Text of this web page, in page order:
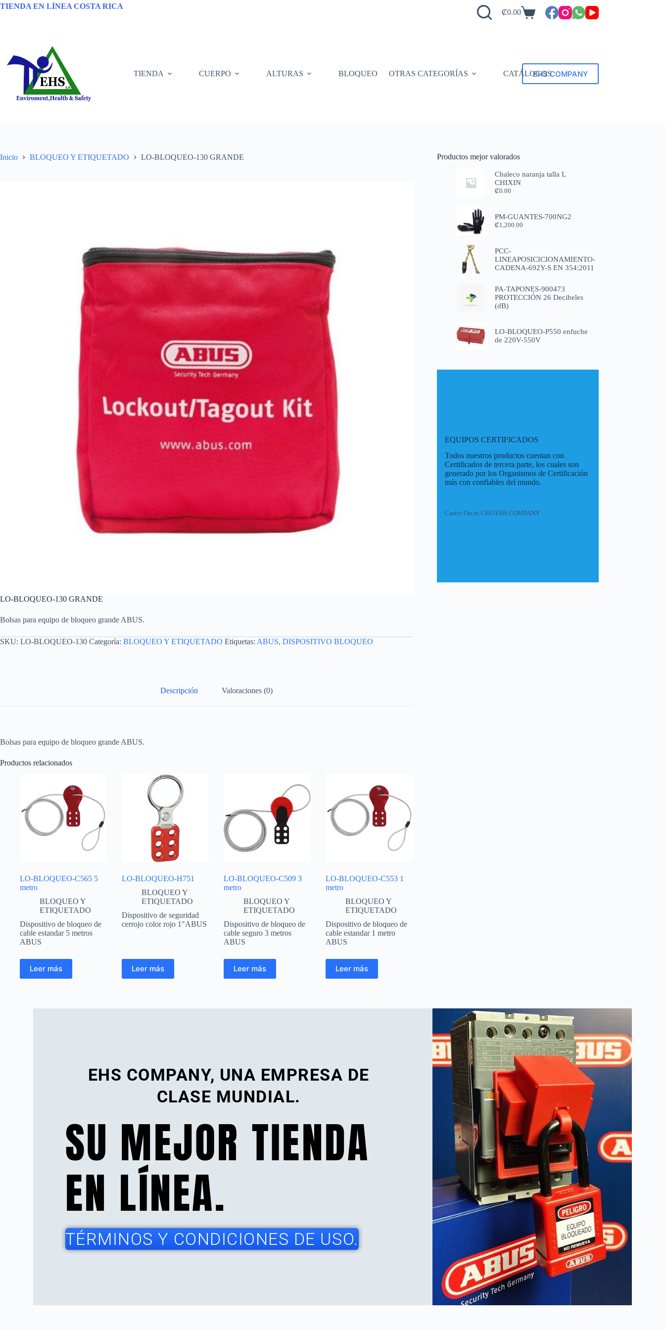
TIENDA EN LÍNEA COSTA RICA
₡0.00
TIENDA CUERPO ALTURAS BLOQUEO OTRAS CATEGORÍAS CATÁLOGOSEHS COMPANY
Inicio BLOQUEO Y ETIQUETADO LO-BLOQUEO-130 GRANDE
LO-BLOQUEO-130 GRANDE
Bolsas para equipo de bloqueo grande ABUS.
SKU: LO-BLOQUEO-130 Categoría: BLOQUEO Y ETIQUETADO Etiquetas: ABUS, DISPOSITIVO BLOQUEO
Descripción Valoraciones (0)
Bolsas para equipo de bloqueo grande ABUS.
Productos relacionados
LO-BLOQUEO-C565 5
metro
BLOQUEO Y
ETIQUETADO
Dispositivo de bloqueo de
cable estandar 5 metros
ABUS
Leer más
LO-BLOQUEO-H751
BLOQUEO Y
ETIQUETADO
Dispositivo de seguridad
cerrojo color rojo 1″ABUS
Leer más
LO-BLOQUEO-C509 3
metro
BLOQUEO Y
ETIQUETADO
Dispositivo de bloqueo de
cable seguro 3 metros
ABUS
Leer más
LO-BLOQUEO-C553 1
metro
BLOQUEO Y
ETIQUETADO
Dispositivo de bloqueo de
cable estandar 1 metro
ABUS
Leer más
Productos mejor valorados
Chaleco naranja talla L
CHIXIN
₡0.00
PM-GUANTES-700NG2
₡1,200.00
PCC-
LINEAPOSICICIONAMIENTO-
CADENA-692Y-S EN 354:2011
PA-TAPONES-900473
PROTECCIÓN 26 Decibeles
(dB)
LO-BLOQUEO-P550 enfuche
de 220V-550V
EQUIPOS CERTIFICADOS
Todos nuestros productos cuentan con
Certificados de tercera parte, los cuales son
generado por los Organismos de Certificación
más con confiables del mundo.
Castro Oscar, CEO EHS COMPANY
EHS COMPANY, UNA EMPRESA DE
CLASE MUNDIAL.
SU MEJOR TIENDA
EN LÍNEA.
TÉRMINOS Y CONDICIONES DE USO.